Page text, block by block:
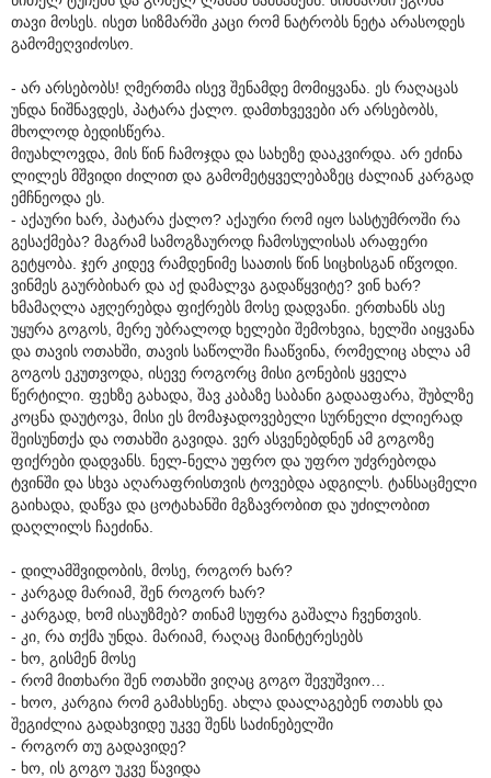
თავი მოსეს. ისეთ სიზმარში კაცი რომ ნატრობს ნეტა არასოდეს
გამომეღვიძოსო.
- არ არსებობს! ღმერთმა ისევ შენამდე მომიყვანა. ეს რაღაცას
უნდა ნიშნავდეს, პატარა ქალო. დამთხვევები არ არსებობს,
მხოლოდ ბედისწერა.
მიუახლოვდა, მის წინ ჩამოჯდა და სახეზე დააკვირდა. არ ეძინა
ლილეს მშვიდი ძილით და გამომეტყველებაზეც ძალიან კარგად
ემჩნეოდა ეს.
- აქაური ხარ, პატარა ქალო? აქაური რომ იყო სასტუმროში რა
გესაქმება? მაგრამ სამოგზაუროდ ჩამოსულისას არაფერი
გეტყობა. ჯერ კიდევ რამდენიმე საათის წინ სიცხისგან იწვოდი.
ვინმეს გაურბიხარ და აქ დამალვა გადაწყვიტე? ვინ ხარ?
ხმამაღლა აჟღერებდა ფიქრებს მოსე დადვანი. ერთხანს ასე
უყურა გოგოს, მერე უბრალოდ ხელები შემოხვია, ხელში აიყვანა
და თავის ოთახში, თავის საწოლში ჩააწვინა, რომელიც ახლა ამ
გოგოს ეკუთვოდა, ისევე როგორც მისი გონების ყველა
წერტილი. ფეხზე გახადა, შავ კაბაზე საბანი გადააფარა, შუბლზე
კოცნა დაუტოვა, მისი ეს მომაჯადოვებელი სურნელი ძლიერად
შეისუნთქა და ოთახში გავიდა. ვერ ასვენებდნენ ამ გოგოზე
ფიქრები დადვანს. ნელ-ნელა უფრო და უფრო უძვრებოდა
ტვინში და სხვა აღარაფრისთვის ტოვებდა ადგილს. ტანსაცმელი
გაიხადა, დაწვა და ცოტახანში მგზავრობით და უძილობით
დაღლილს ჩაეძინა.
- დილამშვიდობის, მოსე, როგორ ხარ?
- კარგად მარიამ, შენ როგორ ხარ?
- კარგად, ხომ ისაუზმებ? თინამ სუფრა გაშალა ჩვენთვის.
- კი, რა თქმა უნდა. მარიამ, რაღაც მაინტერესებს
- ხო, გისმენ მოსე
- რომ მითხარი შენ ოთახში ვიღაც გოგო შევუშვიო…
- ხოო, კარგია რომ გამახსენე. ახლა დაალაგებენ ოთახს და
შეგიძლია გადახვიდე უკვე შენს საძინებელში
- როგორ თუ გადავიდე?
- ხო, ის გოგო უკვე წავიდა